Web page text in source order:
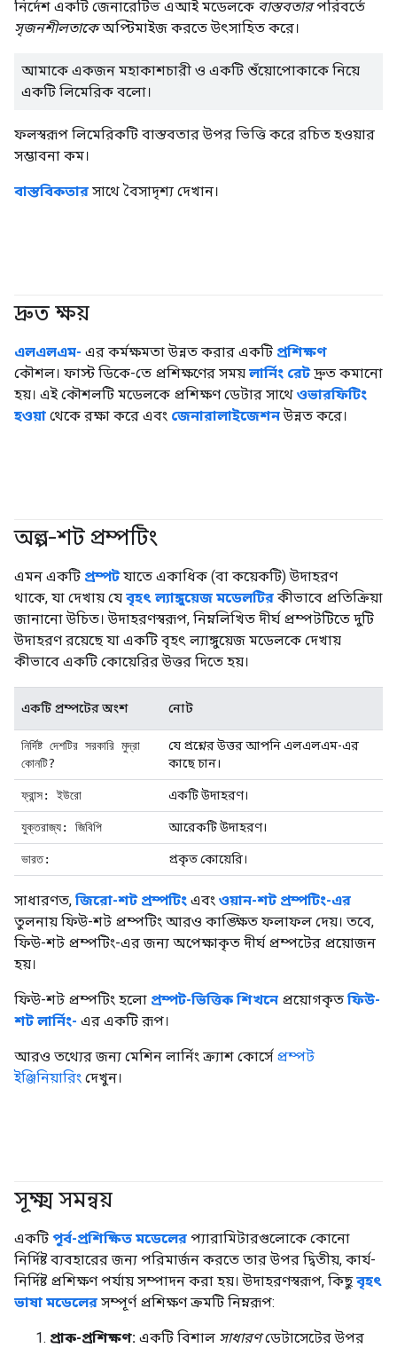
নির্দেশ একটি জেনারেটিভ এআই মডেলকে বাস্তবতারপরিবর্তে
সৃজনশীলতাকেঅপ্টিমাইজ করতে উৎসাহিত করে।
আমাকে একজন মহাকাশচারী ও একটি শুঁয়োপোকাকে নিয়ে
একটি লিমেরিক বলো।
ফলস্বরূপ লিমেরিকটি বাস্তবতার উপর ভিত্তি করে রচিত হওয়ার
সম্ভাবনা কম।
বাস্তবিকতার সাথে বৈসাদৃশ্য দেখান।
দ্রুত ক্ষয়
এলএলএম- এর কর্মক্ষমতা উন্নত করার একটি প্রশিক্ষণ
কৌশল। ফাস্ট ডিকে-তে প্রশিক্ষণের সময় লার্নিং রেটদ্রুত কমানো
হয়। এই কৌশলটি মডেলকে প্রশিক্ষণ ডেটার সাথে ওভারফিটিং
হওয়া থেকে রক্ষা করে এবং জেনারালাইজেশনউন্নত করে।
অল্প-শট প্রম্পটিং
এমন একটি প্রম্পটযাতে একাধিক (বা কয়েকটি) উদাহরণ
থাকে, যা দেখায় যে বৃহৎ ল্যাঙ্গুয়েজ মডেলটির কীভাবে প্রতিক্রিয়া
জানানো উচিত। উদাহরণস্বরূপ, নিম্নলিখিত দীর্ঘ প্রম্পটটিতে দুটি
উদাহরণ রয়েছে যা একটি বৃহৎ ল্যাঙ্গুয়েজ মডেলকে দেখায়
কীভাবে একটি কোয়েরির উত্তর দিতে হয়।
একটি প্রম্পটের অংশ নোট
নির্দিষ্ট দেশটির সরকারি মুদ্রা
কোনটি?
যে প্রশ্নের উত্তর আপনি এলএলএম-এর
কাছে চান।
ফ্রান্স: ইউরো একটি উদাহরণ।
যুক্তরাজ্য: জিবিপি আরেকটি উদাহরণ।
ভারত: প্রকৃত কোয়েরি।
সাধারণত, জিরো-শট প্রম্পটিং এবং ওয়ান-শট প্রম্পটিং-এর
তুলনায় ফিউ-শট প্রম্পটিং আরও কাঙ্ক্ষিত ফলাফল দেয়। তবে,
ফিউ-শট প্রম্পটিং-এর জন্য অপেক্ষাকৃত দীর্ঘ প্রম্পটের প্রয়োজন
হয়।
ফিউ-শট প্রম্পটিং হলো প্রম্পট-ভিত্তিক শিখনে প্রয়োগকৃত ফিউ-
শট লার্নিং- এর একটি রূপ।
আরও তথ্যের জন্য মেশিন লার্নিং ক্র্যাশ কোর্সে প্রম্পট
ইঞ্জিনিয়ারিং দেখুন।
সূক্ষ্ম সমন্বয়
একটি পূর্ব-প্রশিক্ষিত মডেলের প্যারামিটারগুলোকে কোনো
নির্দিষ্ট ব্যবহারের জন্য পরিমার্জন করতে তার উপর দ্বিতীয়, কার্য-
নির্দিষ্ট প্রশিক্ষণ পর্যায় সম্পাদন করা হয়। উদাহরণস্বরূপ, কিছুবৃহৎ
ভাষা মডেলের সম্পূর্ণ প্রশিক্ষণ ক্রমটি নিম্নরূপ:
প্রাক-প্রশিক্ষণ: একটি বিশাল সাধারণডেটাসেটের উপর